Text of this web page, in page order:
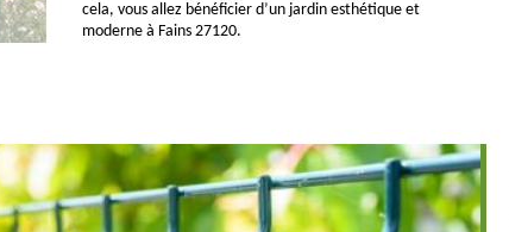
cela, vous allez bénéficier d’un jardin esthétique et
moderne à Fains 27120.